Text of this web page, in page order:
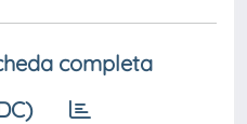
completa